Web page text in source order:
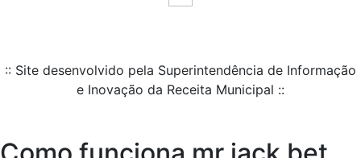
:: Site desenvolvido pela Superintendência de Informação
e Inovação da Receita Municipal ::